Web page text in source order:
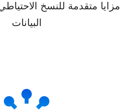
مزايا متقدمة للنسخ
البيانات